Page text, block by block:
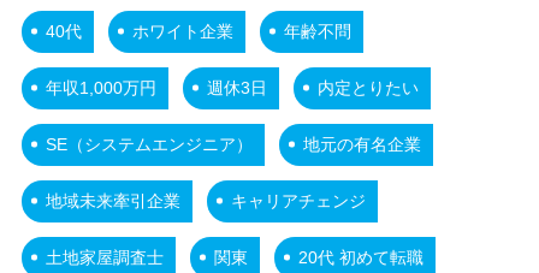
40代 ホワイト企業 年齢不問
年収1,000万円 週休3日 内定とりたい
SE（システムエンジニア） 地元の有名企業
地域未来牽引企業 キャリアチェンジ
土地家屋調査士 関東 20代 初めて転職